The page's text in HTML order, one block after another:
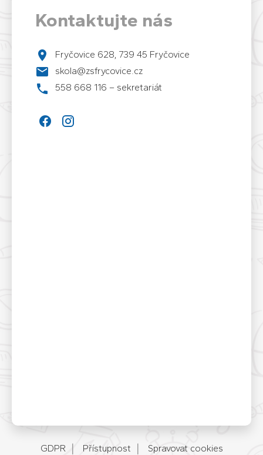
Kontaktujte nás
Fryčovice 628, 739 45 Fryčovice
skola@zsfrycovice.cz
558 668 116 – sekretariát
GDPR Přístupnost Spravovat cookies